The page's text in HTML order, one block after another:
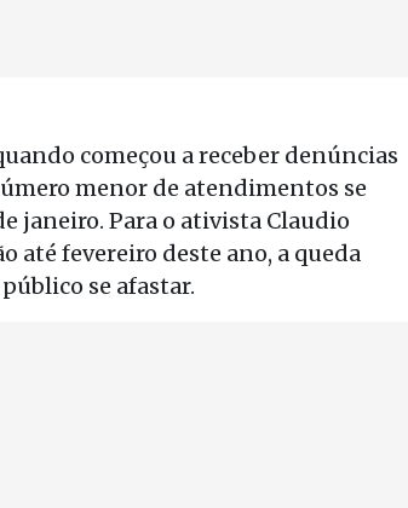
começou a receber denúncias
menor de atendimentos se
janeiro. Para o ativista Claudio
até fevereiro deste ano, a queda
se afastar.